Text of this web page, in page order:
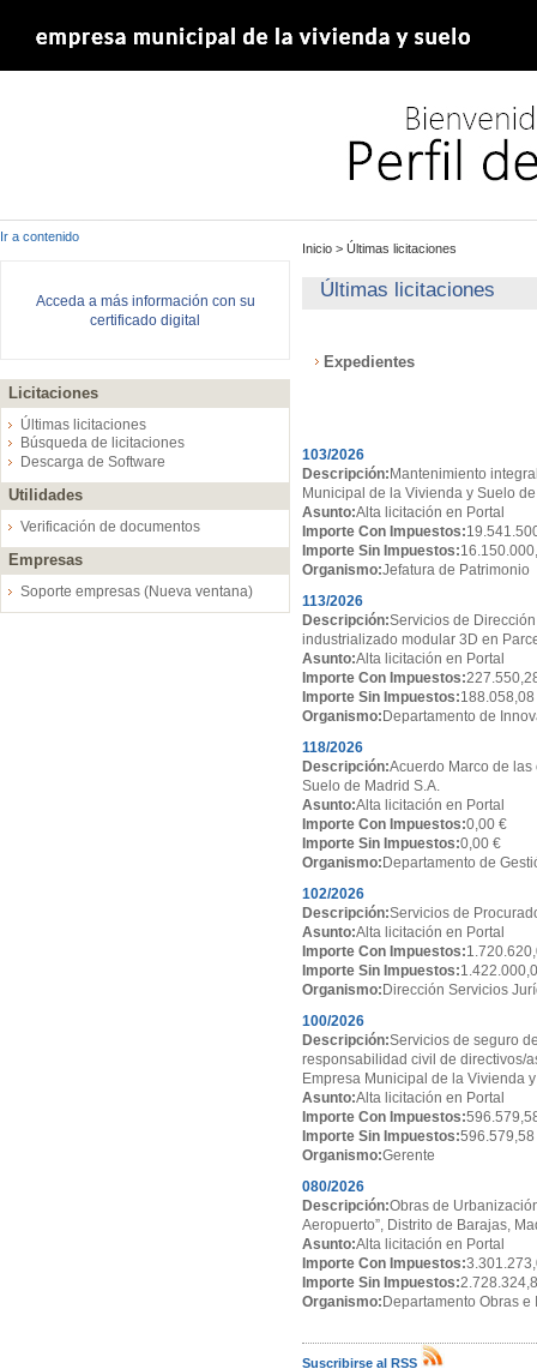
Ir a contenido
Acceda a más información con su
certificado digital
Licitaciones
Últimas licitaciones
Búsqueda de licitaciones
Descarga de Software
Utilidades
Verificación de documentos
Empresas
Soporte empresas (Nueva ventana)
Inicio > Últimas licitaciones
Últimas licitaciones
Expedientes
103/2026
Descripción: Mantenimiento
Municipal de la Vivienda y Suelo
Asunto:Alta licitación en Portal
Importe Con Impuestos:
Importe Sin Impuestos:
Organismo:Jefatura de Patrimonio
113/2026
Descripción:Servicios de
industrializado modular 3D en
Asunto:Alta licitación en Portal
Importe Con Impuestos:
Importe Sin Impuestos:188.058,08
Organismo: Departamento de
118/2026
Descripción:Acuerdo Marco de
Suelo de Madrid S.A.
Asunto:Alta licitación en Portal
Importe Con Impuestos:0,00 €
Importe Sin Impuestos:0,00 €
Organismo: Departamento de
102/2026
Descripción:Servicios de
Asunto:Alta licitación en Portal
Importe Con Impuestos:
Importe Sin Impuestos:
Organismo: Dirección Servicios
100/2026
Descripción:Servicios de seguro
responsabilidad civil de directivos/
Empresa Municipal de la Vivienda
Asunto:Alta licitación en Portal
Importe Con Impuestos:
Importe Sin Impuestos:596.579,58
Organismo:Gerente
080/2026
Descripción:Obras de
Aeropuerto”, Distrito de Barajas,
Asunto:Alta licitación en Portal
Importe Con Impuestos:
Importe Sin Impuestos:
Organismo: Departamento Obras e
Suscribirse al RSS